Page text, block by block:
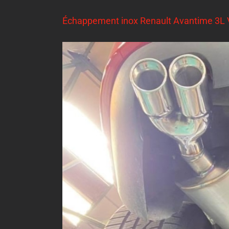
Échappement inox Renault Avantime 3L